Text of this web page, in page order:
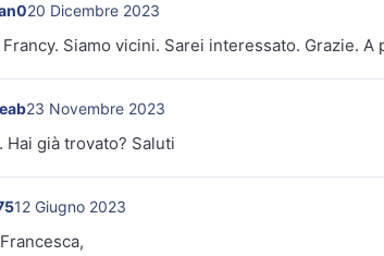
20 Dicembre 2023
Francy. Siamo vicini. Sarei interessato. Grazie. A
23 Novembre 2023
Hai già trovato? Saluti
12 Giugno 2023